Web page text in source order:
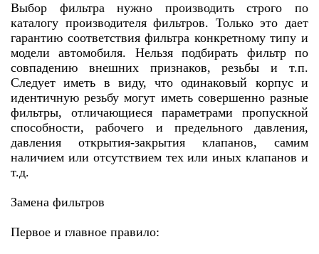
Выбор фильтра нужно производить строго по
каталогу производителя фильтров. Только это дает
гарантию соответствия фильтра конкретному типу и
модели автомобиля. Нельзя подбирать фильтр по
совпадению внешних признаков, резьбы и т.п.
Следует иметь в виду, что одинаковый корпус и
идентичную резьбу могут иметь совершенно разные
фильтры, отличающиеся параметрами пропускной
способности, рабочего и предельного давления,
давления открытия-закрытия клапанов, самим
наличием или отсутствием тех или иных клапанов и
т.д.
Замена фильтров
Первое и главное правило: